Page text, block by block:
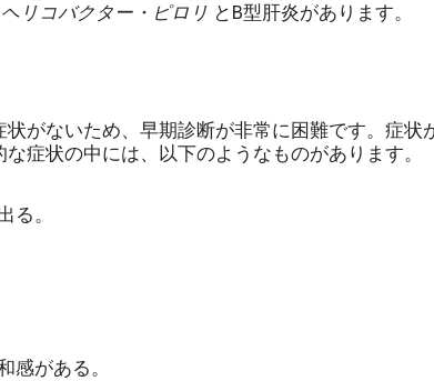
ヘリコバクター・ピロリ とB型肝炎があります。
がないため、早期診断が非常に困難です。症
症状の中には、以下のようなものがあります。
る。
感がある。